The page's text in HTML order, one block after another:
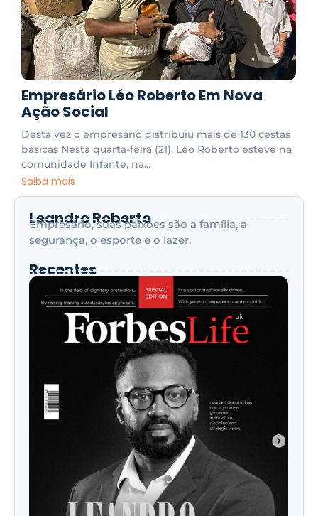
Empresário Léo Roberto Em Nova
Ação Social
Desta vez o empresário distribuiu mais de 130 cestas
básicas Nesta quarta-feira (21), Léo Roberto esteve na
comunidade Infante, na...
Saiba mais
Leandro Roberto
Empresário, suas paixões são a família, a
segurança, o esporte e o lazer.
Recentes